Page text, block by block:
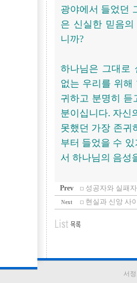
광야에서 들었던
은 신실한 믿음
니까?
하나님은 그대로
없는 우리를 위해
귀하고 분명히 듣
분이십니다. 자신
못했던 가장 존귀
부터 들었을 수
서 하나님의 음성
Prev 성공자와 실패
Next 현실과 신앙 사
서